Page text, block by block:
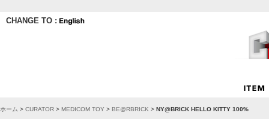
CHANGE TO :
ホーム > CURATOR > MEDICOM TOY > BE@RBRICK > NY@BRICK HELLO KITTY 100%